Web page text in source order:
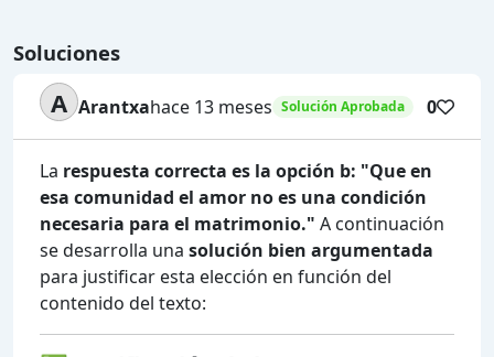
Soluciones
A Arantxahace 13 meses Solución Aprobada 0
La respuesta correcta es la opción b: "Que en
esa comunidad el amor no es una condición
necesaria para el matrimonio." A continuación
se desarrolla una solución bien argumentada
para justificar esta elección en función del
contenido del texto: